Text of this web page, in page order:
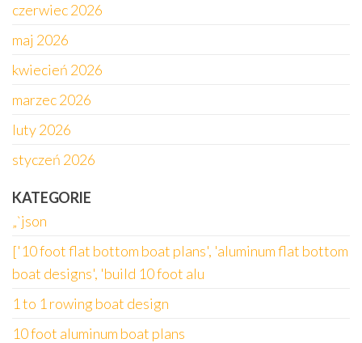
czerwiec 2026
maj 2026
kwiecień 2026
marzec 2026
luty 2026
styczeń 2026
KATEGORIE
„`json
['10 foot flat bottom boat plans', 'aluminum flat bottom
boat designs', 'build 10 foot alu
1 to 1 rowing boat design
10 foot aluminum boat plans